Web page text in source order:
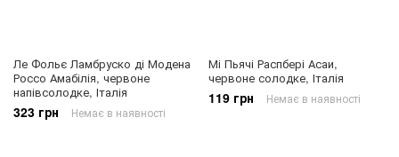
Ле Фольє Ламбруско ді Модена
Россо Амабілія, червоне
напівсолодке, Італія
323 грн Немає в наявності
Мі Пьячі Распбері Асаи,
червоне солодке, Італія
119 грн Немає в наявності